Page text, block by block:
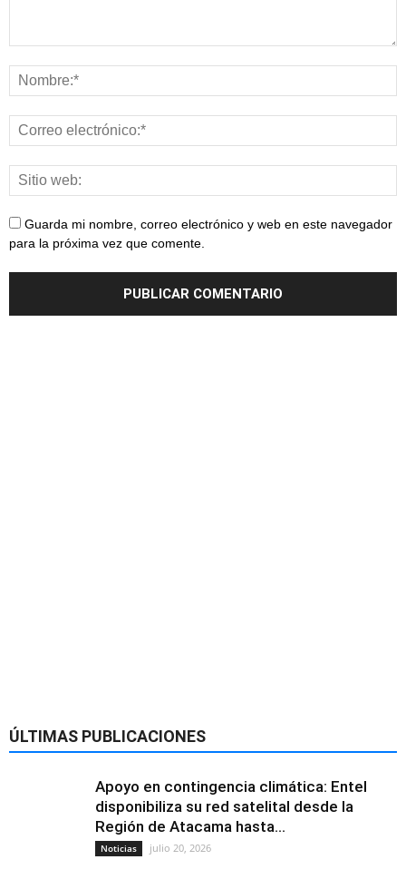
Guarda mi nombre, correo electrónico y web en este navegador
para la próxima vez que comente.
ÚLTIMAS PUBLICACIONES
Apoyo en contingencia climática: Entel
disponibiliza su red satelital desde la
Región de Atacama hasta...
Noticias julio 20, 2026